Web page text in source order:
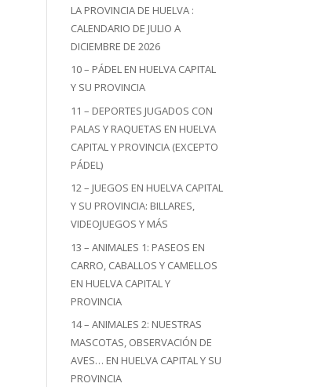
LA PROVINCIA DE HUELVA :
CALENDARIO DE JULIO A
DICIEMBRE DE 2026
10 – PÁDEL EN HUELVA CAPITAL
Y SU PROVINCIA
11 – DEPORTES JUGADOS CON
PALAS Y RAQUETAS EN HUELVA
CAPITAL Y PROVINCIA (EXCEPTO
PÁDEL)
12 – JUEGOS EN HUELVA CAPITAL
Y SU PROVINCIA: BILLARES,
VIDEOJUEGOS Y MÁS
13 – ANIMALES 1: PASEOS EN
CARRO, CABALLOS Y CAMELLOS
EN HUELVA CAPITAL Y
PROVINCIA
14 – ANIMALES 2: NUESTRAS
MASCOTAS, OBSERVACIÓN DE
AVES… EN HUELVA CAPITAL Y SU
PROVINCIA